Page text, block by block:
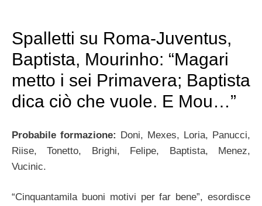
Spalletti su Roma-Juventus,
Baptista, Mourinho: “Magari
metto i sei Primavera; Baptista
dica ciò che vuole. E Mou…”
Probabile formazione: Doni, Mexes, Loria, Panucci,
Riise, Tonetto, Brighi, Felipe, Baptista, Menez,
Vucinic.
“Cinquantamila buoni motivi per far bene”, esordisce